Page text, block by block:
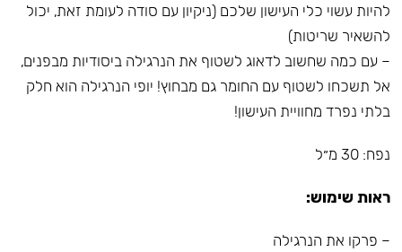
להיות עשוי כלי העישון שלכם (ניקיון עם סודה לעומת זאת, יכול
להשאיר שריטות)
– עם כמה שחשוב לדאוג לשטוף את הנרגילה ביסודיות מבפנים,
אל תשכחו לשטוף עם החומר גם מבחוץ! יופי הנרגילה הוא חלק
בלתי נפרד מחוויית העישון!
נפח: 30 מ״ל
ראות שימוש:
– פרקו את הנרגילה